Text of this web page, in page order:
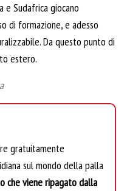
e Sudafrica giocano
di formazione, e adesso
Da questo punto di
estero.
gratuitamente
sul mondo della palla
che viene ripagato dalla